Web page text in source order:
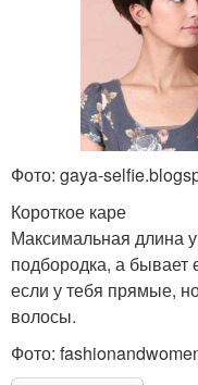
Фото: gaya-
Короткое каре
Максимальная длина
подбородка, а
если у тебя прямые,
волосы.
Фото: